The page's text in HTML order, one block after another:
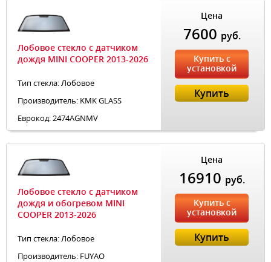
Лобовое стекло с датчиком
дождя MINI COOPER 2013-2026
Тип стекла: Лобовое
Производитель: KMK GLASS
Еврокод: 2474AGNMV
Цена
7600 руб.
Купить с
установкой
Купить
Лобовое стекло с датчиком
дождя и обогревом MINI
COOPER 2013-2026
Тип стекла: Лобовое
Производитель: FUYAO
Цена
16910 руб.
Купить с
установкой
Купить